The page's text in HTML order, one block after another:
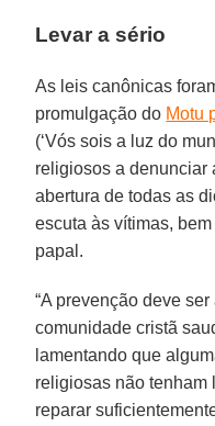
Levar a sério
As leis canônicas
promulgação do Motu
(‘Vós sois a luz do
religiosos a denunciar
abertura de todas as
escuta às vítimas,
papal.
“A prevenção deve
comunidade cristã
lamentando que
religiosas não tenham
reparar